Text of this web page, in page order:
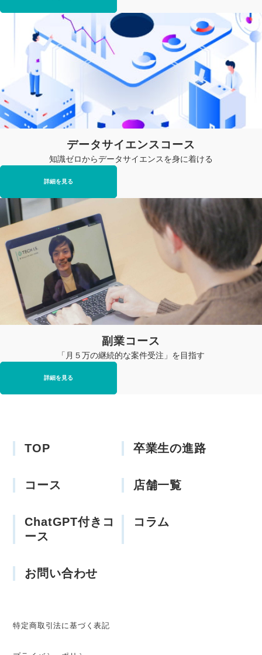
データサイエンスコース
知識ゼロからデータサイエンスを身に着ける
詳細を見る
副業コース
「月５万の継続的な案件受注」を目指す
詳細を見る
TOP 卒業生の進路
コース 店舗一覧
ChatGPT付きコ
ース
コラム
お問い合わせ
特定商取引法に基づく表記